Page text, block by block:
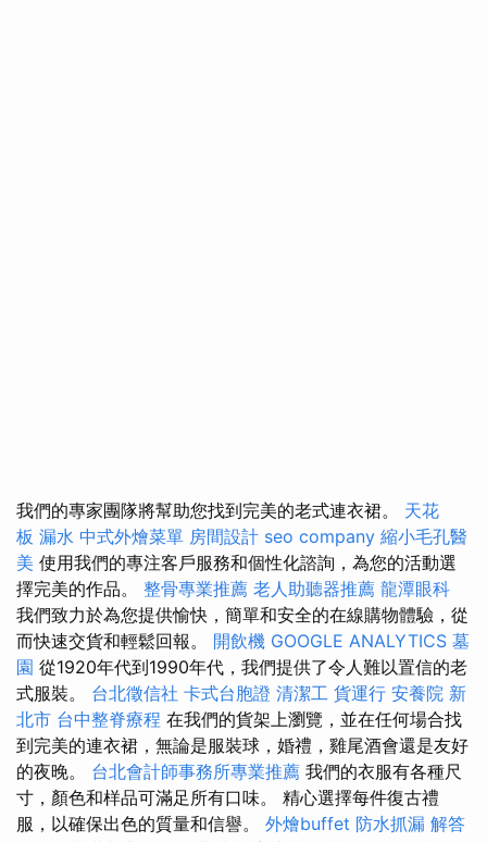
我們的專家團隊將幫助您找到完美的老式連衣裙。 天花
板 漏水 中式外燴菜單 房間設計 seo company 縮小毛孔醫
美 使用我們的專注客戶服務和個性化諮詢，為您的活動選
擇完美的作品。 整骨專業推薦 老人助聽器推薦 龍潭眼科
我們致力於為您提供愉快，簡單和安全的在線購物體驗，從
而快速交貨和輕鬆回報。 開飲機 GOOGLE ANALYTICS 墓
園 從1920年代到1990年代，我們提供了令人難以置信的老
式服裝。 台北徵信社 卡式台胞證 清潔工 貨運行 安養院 新
北市 台中整脊療程 在我們的貨架上瀏覽，並在任何場合找
到完美的連衣裙，無論是服裝球，婚禮，雞尾酒會還是友好
的夜晚。 台北會計師事務所專業推薦 我們的衣服有各種尺
寸，顏色和样品可滿足所有口味。 精心選擇每件復古禮
服，以確保出色的質量和信譽。 外燴buffet 防水抓漏 解答